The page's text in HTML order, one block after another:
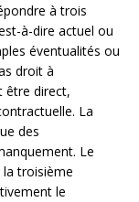
à trois
à-dire actuel ou
éventualités ou
droit à
être direct,
La
des
Le
troisième
le